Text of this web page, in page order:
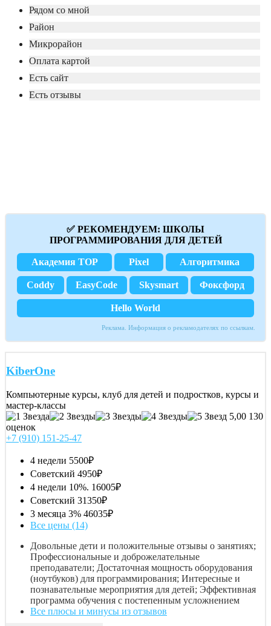
Рядом со мной
Район
Микрорайон
Оплата картой
Есть сайт
Есть отзывы
✅ РЕКОМЕНДУЕМ: ШКОЛЫ
ПРОГРАММИРОВАНИЯ ДЛЯ ДЕТЕЙ
Академия TOP Pixel Алгоритмика
Coddy EasyCode Skysmart Фоксфорд
Hello World
Реклама. Информация о рекламодателях по ссылкам.
KiberOne
Компьютерные курсы, клуб для детей и подростков, курсы и
мастер-классы
5,00 130
оценок
+7 (910) 151-25-47
4 недели 5500₽
Советский 4950₽
4 недели 10%. 16005₽
Советский 31350₽
3 месяца 3% 46035₽
Все цены (14)
Довольные дети и положительные отзывы о занятиях;
Профессиональные и доброжелательные
преподаватели; Достаточная мощность оборудования
(ноутбуков) для программирования; Интересные и
познавательные мероприятия для детей; Эффективная
программа обучения с постепенным усложнением
Все плюсы и минусы из отзывов